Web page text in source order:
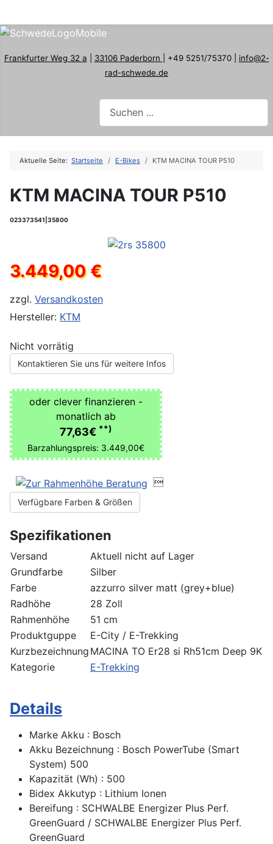
Frankfurter Weg 32 a 33106 Paderborn | +49 5251/75370 | info@2-
rad-schwede.de
Aktuelle Seite: Startseite E-Bikes KTM MACINA TOUR P510
KTM MACINA TOUR P510
023373541|35800
3.449,00 €
zzgl. Versandkosten
Hersteller: KTM
Nicht vorrätig
Kontaktieren Sie uns für weitere Infos
oder clever finanzieren -
monatlich ab
77,63€ **)
Barzahlungspreis: 3.449,00€

Verfügbare Farben & Größen
Spezifikationen
Versand
Aktuell nicht auf Lager
Grundfarbe
Silber
Farbe
azzurro silver matt (grey+blue)
Radhöhe
28 Zoll
Rahmenhöhe
51 cm
Produktguppe
E-City / E-Trekking
Kurzbezeichnung MACINA TO Er28 si Rh51cm Deep 9K
Kategorie
E-Trekking
Details
Marke Akku : Bosch
Akku Bezeichnung : Bosch PowerTube (Smart
System) 500
Kapazität (Wh) : 500
Bidex Akkutyp : Lithium Ionen
Bereifung : SCHWALBE Energizer Plus Perf.
GreenGuard / SCHWALBE Energizer Plus Perf.
GreenGuard